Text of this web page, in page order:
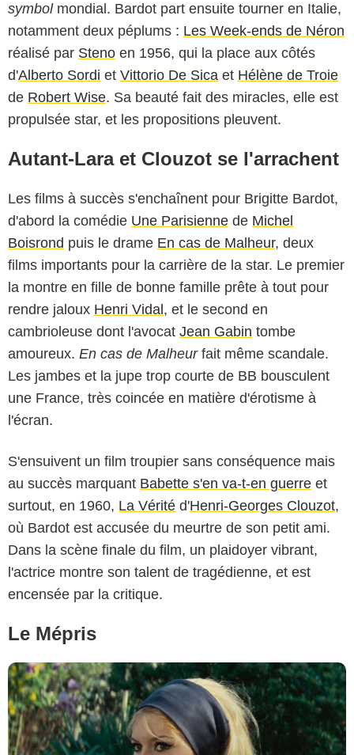
symbolmondial. Bardot part ensuite tourner en Italie,
notamment deux péplums : Les Week-ends de Néron
réalisé par Steno en 1956, qui la place aux côtés
d'Alberto Sordi et Vittorio De Sica et Hélène de Troie
de Robert Wise. Sa beauté fait des miracles, elle est
propulsée star, et les propositions pleuvent.
Autant-Lara et Clouzot se l'arrachent
Les films à succès s'enchaînent pour Brigitte Bardot,
d'abord la comédie Une Parisienne de Michel
Boisrond puis le drame En cas de Malheur, deux
films importants pour la carrière de la star. Le premier
la montre en fille de bonne famille prête à tout pour
rendre jaloux Henri Vidal , et le second en
cambrioleuse dont l'avocat Jean Gabin tombe
amoureux. En cas de Malheurfait même scandale.
Les jambes et la jupe trop courte de BB bousculent
une France, très coincée en matière d'érotisme à
l'écran.
S'ensuivent un film troupier sans conséquence mais
au succès marquant Babette s'en va-t-en guerre et
surtout, en 1960, La Vérité d'Henri-Georges Clouzot,
où Bardot est accusée du meurtre de son petit ami.
Dans la scène finale du film, un plaidoyer vibrant,
l'actrice montre son talent de tragédienne, et est
encensée par la critique.
Le Mépris
Les Films Concordia